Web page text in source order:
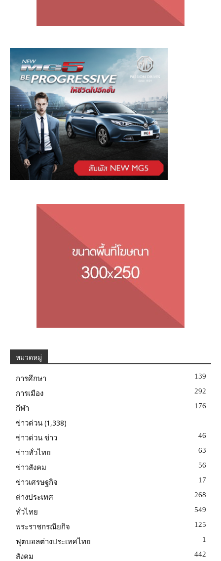
หมวดหมู่
การศึกษา 139
การเมือง 292
กีฬา 176
ข่าวด่วน (1,338)
ข่าวด่วน ข่าว 46
ข่าวทั่วไทย 63
ข่าวสังคม 56
ข่าวเศรษฐกิจ 17
ต่างประเทศ 268
ทั่วไทย 549
พระราชกรณียกิจ 125
ฟุตบอลต่างประเทศไทย 1
สังคม 442